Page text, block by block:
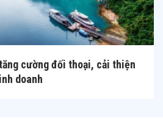
cường đối thoại, cải thiện
doanh